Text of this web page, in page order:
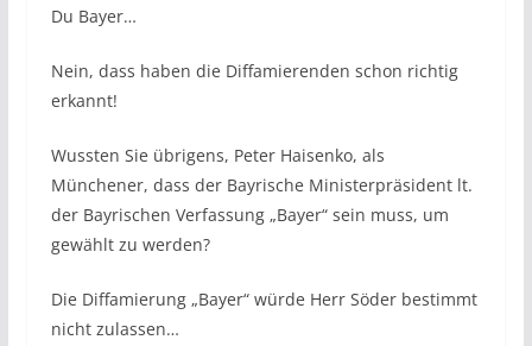
Du Bayer…
Nein, dass haben die Diffamierenden schon richtig
erkannt!
Wussten Sie übrigens, Peter Haisenko, als
Münchener, dass der Bayrische Ministerpräsident lt.
der Bayrischen Verfassung „Bayer“ sein muss, um
gewählt zu werden?
Die Diffamierung „Bayer“ würde Herr Söder bestimmt
nicht zulassen…